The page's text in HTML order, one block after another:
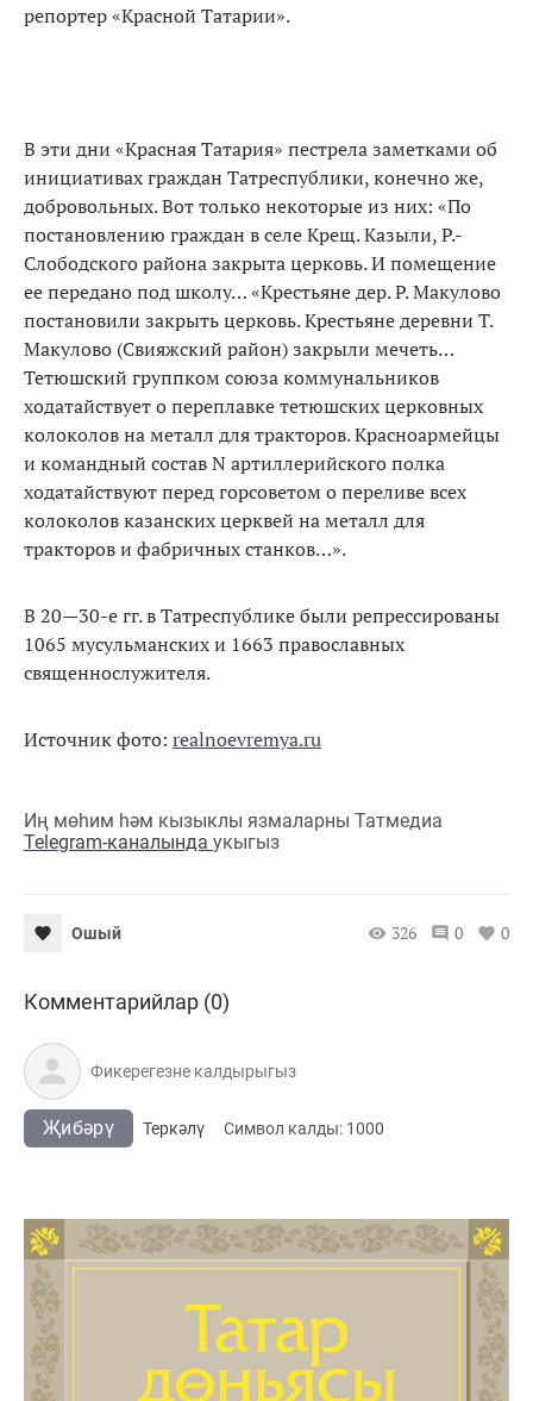
репортер «Красной Татарии».
В эти дни «Красная Татария» пестрела заметками об
инициативах граждан Татреспублики, конечно же,
добровольных. Вот только некоторые из них: «По
постановлению граждан в селе Крещ. Казыли, Р.-
Слободского района закрыта церковь. И помещение
ее передано под школу… «Крестьяне дер. Р. Макулово
постановили закрыть церковь. Крестьяне деревни Т.
Макулово (Свияжский район) закрыли мечеть…
Тетюшский группком союза коммунальников
ходатайствует о переплавке тетюшских церковных
колоколов на металл для тракторов. Красноармейцы
и командный состав N артиллерийского полка
ходатайствуют перед горсоветом о переливе всех
колоколов казанских церквей на металл для
тракторов и фабричных станков…».
В 20—30-е гг. в Татреспублике были репрессированы
1065 мусульманских и 1663 православных
священнослужителя.
Источник фото: realnoevremya.ru
Иң мөһим һәм кызыклы язмаларны Татмедиа
Telegram-каналында укыгыз
Ошый 326 0 0
Комментарийлар (0)
Җибәрү Теркәлү Cимвол калды: 1000